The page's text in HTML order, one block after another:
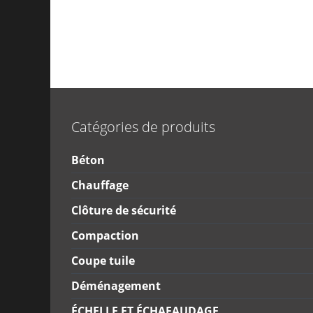
Catégories de produits
Béton
Chauffage
Clôture de sécurité
Compaction
Coupe tuile
Déménagement